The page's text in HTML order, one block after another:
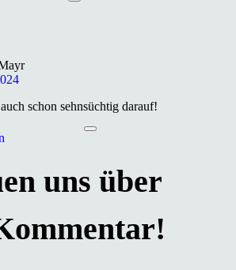
schon sehnsüchtig darauf!